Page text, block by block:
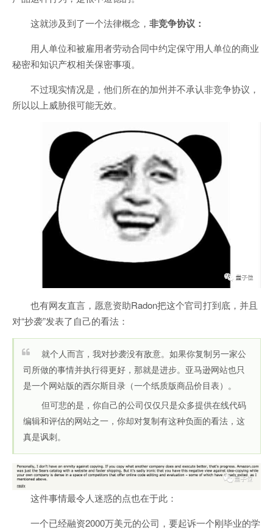
这就涉及到了一个法律概念， 非竞争协议：
用人单位和被雇用者劳动合同中约定保守用人单位的商业
秘密和知识产权相关保密事项。
不过现实情况是，他们所在的加州并不承认非竞争协议，
所以以上威胁很可能无效。
也有网友直言，愿意资助Radon把这个官司打到底，并且
对“抄袭”发表了自己的看法：
就个人而言，我对抄袭没有敌意。如果你复制另一家公
司所做的事情并执行得更好，那就是进步。亚马逊网站也只
是一个网站版的西尔斯目录（一个纸质版商品价目表）。
但可悲的是，你自己的公司仅仅只是众多提供在线代码
编辑和评估的网站之一，你却对复制有这种负面的看法，这
真是讽刺。
这件事情最令人迷惑的点也在于此：
一个已经融资2000万美元的公司，要起诉一个刚毕业的学